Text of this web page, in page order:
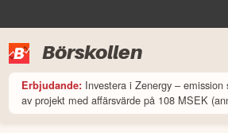
Börskollen
Erbjudande: Investera i Zenergy –
av projekt med affärsvärde på 108 MSEK